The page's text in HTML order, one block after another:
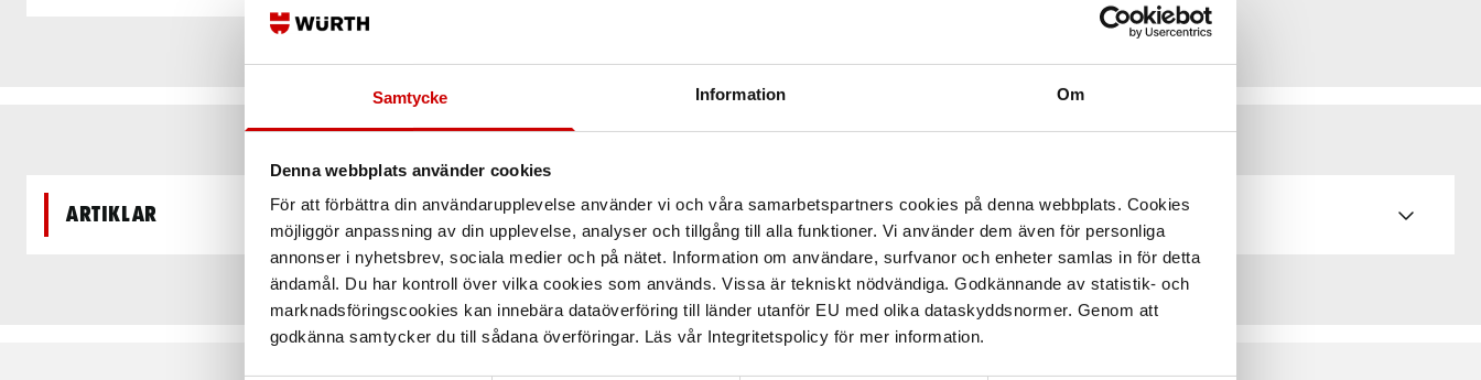
Samtycke Information Om
Denna webbplats använder cookies
För att förbättra din användarupplevelse använder vi och våra samarbetspartners cookies på denna webbplats. Cookies
möjliggör anpassning av din upplevelse, analyser och tillgång till alla funktioner. Vi använder dem även för personliga
annonser i nyhetsbrev, sociala medier och på nätet. Information om användare, surfvanor och enheter samlas in för detta
ändamål. Du har kontroll över vilka cookies som används. Vissa är tekniskt nödvändiga. Godkännande av statistik- och
marknadsföringscookies kan innebära dataöverföring till länder utanför EU med olika dataskyddsnormer. Genom att
godkänna samtycker du till sådana överföringar. Läs vår Integritetspolicy för mer information.
Artiklar